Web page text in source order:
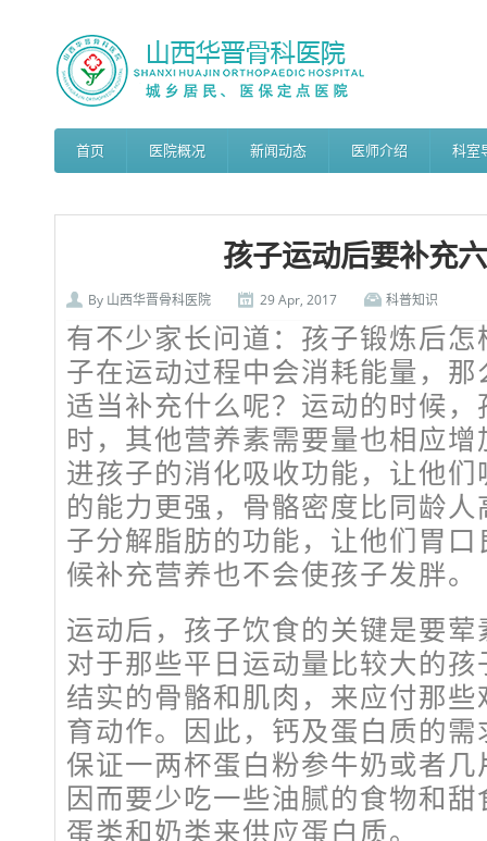
首页 医院概况 新闻动态 医师介绍 科室
孩子运动后要补充
By 山西华晋骨科医院 29 Apr, 2017 科普知识
有不少家长问道：孩子锻炼后
子在运动过程中会消耗能量，
适当补充什么呢？运动的时候
时，其他营养素需要量也相应
进孩子的消化吸收功能，让他
的能力更强，骨骼密度比同龄
子分解脂肪的功能，让他们胃
候补充营养也不会使孩子发胖。
运动后，孩子饮食的关键是要
对于那些平日运动量比较大的
结实的骨骼和肌肉，来应付那
育动作。因此，钙及蛋白质的
保证一两杯蛋白粉参牛奶或者
因而要少吃一些油腻的食物和
蛋类和奶类来供应蛋白质。